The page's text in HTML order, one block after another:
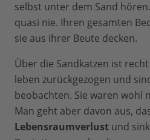
selbst unter dem Sand
quasi nie. Ihren gesamten
sie aus ihrer Beute decken.
Über die Sandkatzen ist
leben zurückgezogen und
beobachten. Sie waren wohl
Man geht aber davon aus,
Lebensraumverlust und